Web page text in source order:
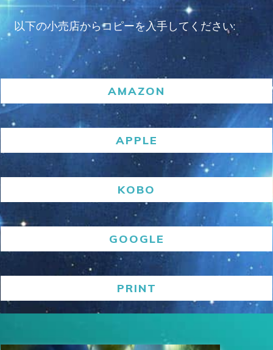
以下の小売店からコピーを入手してください:
AMAZON
APPLE
KOBO
GOOGLE
PRINT